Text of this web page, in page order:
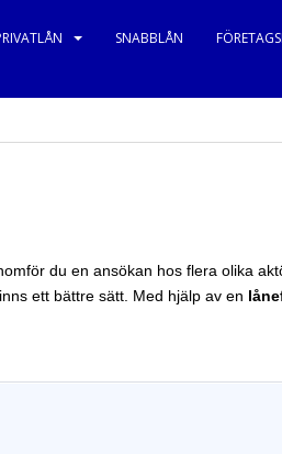
SNABBLÅN
du en ansökan hos flera olika
ett bättre sätt. Med hjälp av en